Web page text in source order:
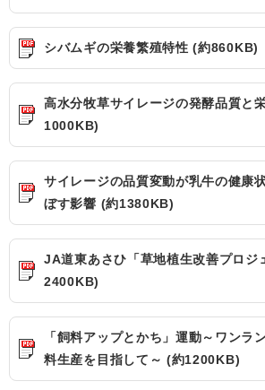
シバムギの栄養繁殖特性 (約860KB)
高水分牧草サイレージの発酵品質と
1000KB)
サイレージの品質変動が乳牛の健康
ぼす影響 (約1380KB)
JA道東あさひ「草地植生改善プロジ
2400KB)
「飼料アップとかち」運動～ワンラ
料生産を目指して～ (約1200KB)